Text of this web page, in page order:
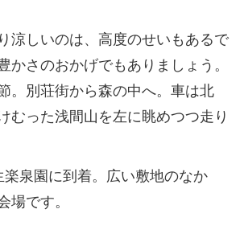
涼しいのは、高度のせいもあるで
かさのおかげでもありましょう。
。別荘街から森の中へ。車は北
むった浅間山を左に眺めつつ走り
楽泉園に到着。広い敷地のなか
場です。